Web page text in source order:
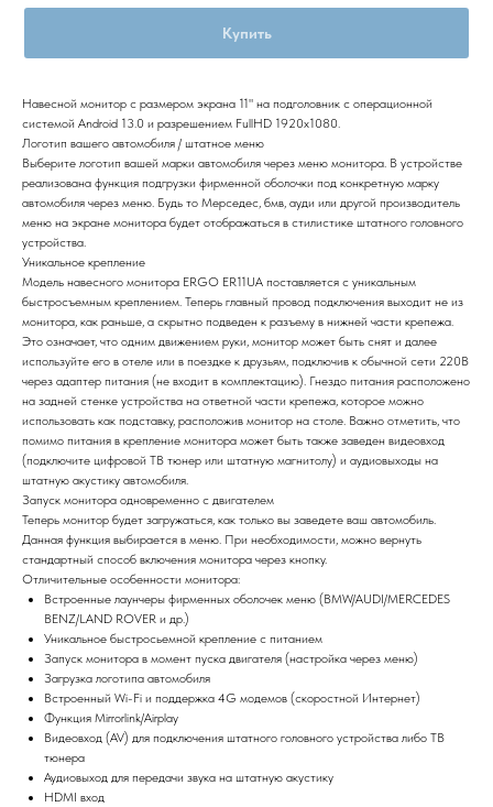
Купить
Навесной монитор с размером экрана 11" на подголовник с операционной
системой Android 13.0 и разрешением FullHD 1920x1080.
Логотип вашего автомобиля / штатное меню
Выберите логотип вашей марки автомобиля через меню монитора. В устройстве
реализована функция подгрузки фирменной оболочки под конкретную марку
автомобиля через меню. Будь то Мерседес, бмв, ауди или другой производитель
меню на экране монитора будет отображаться в стилистике штатного головного
устройства.
Уникальное крепление
Модель навесного монитора ERGO ER11UA поставляется с уникальным
быстросъемным креплением. Теперь главный провод подключения выходит не из
монитора, как раньше, а скрытно подведен к разъему в нижней части крепежа.
Это означает, что одним движением руки, монитор может быть снят и далее
используйте его в отеле или в поездке к друзьям, подключив к обычной сети 220В
через адаптер питания (не входит в комплектацию). Гнездо питания расположено
на задней стенке устройства на ответной части крепежа, которое можно
использовать как подставку, расположив монитор на столе. Важно отметить, что
помимо питания в крепление монитора может быть также заведен видеовход
(подключите цифровой ТВ тюнер или штатную магнитолу) и аудиовыходы на
штатную акустику автомобиля.
Запуск монитора одновременно с двигателем
Теперь монитор будет загружаться, как только вы заведете ваш автомобиль.
Данная функция выбирается в меню. При необходимости, можно вернуть
стандартный способ включения монитора через кнопку.
Отличительные особенности монитора:
Встроенные лаунчеры фирменных оболочек меню (BMW/AUDI/MERCEDES
BENZ/LAND ROVER и др.)
Уникальное быстросьемной крепление с питанием
Запуск монитора в момент пуска двигателя (настройка через меню)
Загрузка логотипа автомобиля
Встроенный Wi-Fi и поддержка 4G модемов (скоростной Интернет)
Функция Mirrorlink/Airplay
Видеовход (AV) для подключения штатного головного устройства либо ТВ
тюнера
Аудиовыход для передачи звука на штатную акустику
HDMI вход